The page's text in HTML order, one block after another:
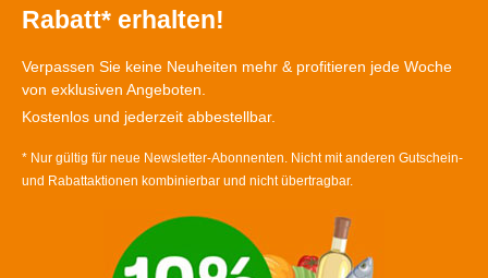
Rabatt* erhalten!
Verpassen Sie keine Neuheiten mehr & profitieren jede Woche
von exklusiven Angeboten.
Kostenlos und jederzeit abbestellbar.
* Nur gültig für neue Newsletter-Abonnenten. Nicht mit anderen Gutschein-
und Rabattaktionen kombinierbar und nicht übertragbar.